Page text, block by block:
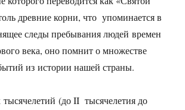
древние корни, что упоминается в
следы пребывания людей времен
века, оно помнит о множестве
из истории нашей страны.
тысячелетий (до II тысячелетия до